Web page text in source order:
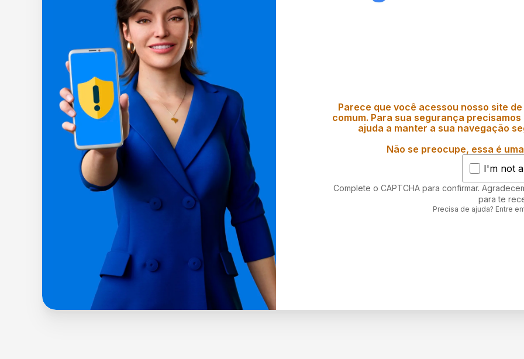
Parece que você acessou nosso site
comum. Para sua segurança
ajuda a manter a sua navegação
Não se preocupe, essa é
I'm not
Complete o CAPTCHA para confirmar.
para te
Precisa de ajuda? Entre